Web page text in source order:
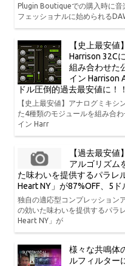
Plugin Boutiqueでの購入時に音
フェッショナルに始められる
【史上最安
Harrison 32C
組み合わせた
イン Harrison
ドル圧倒的過去最安値に！！
【史上最安値】アナログミキ
た4種類のモジュールを組み合
イン Harr
【過去最安
アルゴリズム
た味わいを提供するパラレ
Heart NY」が87%OFF、5
独自の適応型コンプレッション
の効いた味わいを提供するパラ
Heart NY」が
様々な共鳴体
ルフィルター